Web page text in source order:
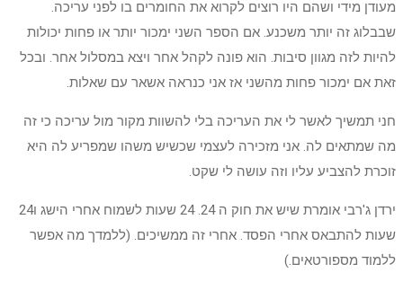
מעודן מידי ושהם היו רוצים לקרוא את החומרים בו לפני עריכה.
שבבלוג זה יותר משכנע. אם הספר השני ימכור יותר או פחות יכולות
להיות לזה מגוון סיבות. הוא פונה לקהל אחר ויצא במסלול אחר. ובכל
זאת אם ימכור פחות מהשני אז אני כנראה אשאר עם שאלות.
חני תמשיך לאשר לי את העריכה בלי להשוות מקור מול עריכה כי זה
מה שמתאים לה. אני מזכירה לעצמי שכשיש משהו שמפריע לה היא
זוכרת להצביע עליו וזה עושה לי שקט.
ירדן ג'רבי אומרת שיש את חוק ה 24. 24 שעות לשמוח אחרי הישג ו24
שעות להתבאס אחרי הפסד. אחרי זה ממשיכים. (ללמדך מה אפשר
ללמוד מספורטאים.)